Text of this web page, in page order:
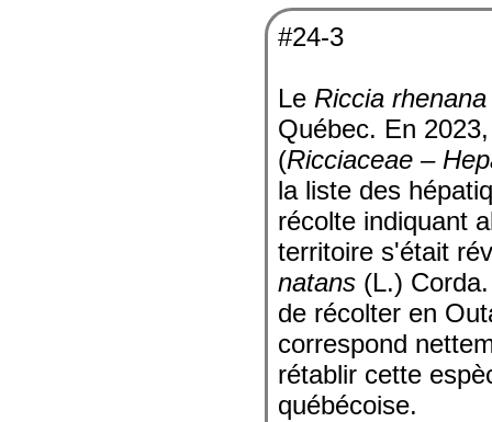
#24-3
Le Riccia rhenana
Québec. En
(Ricciaceae –
la liste des
récolte indiquant
territoire s'était
natans (L.)
de récolter en
correspond
rétablir cette
québécoise.